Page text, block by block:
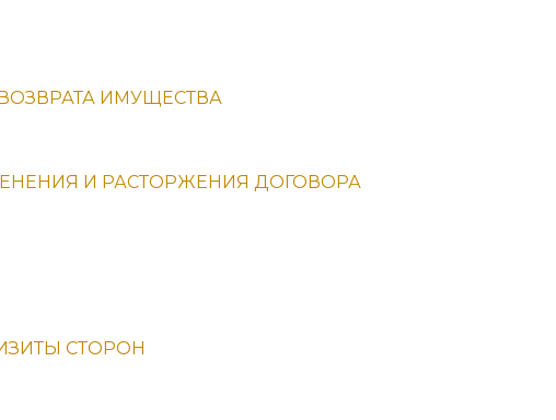
ИМУЩЕСТВА
И РАСТОРЖЕНИЯ ДОГОВОРА
СТОРОН